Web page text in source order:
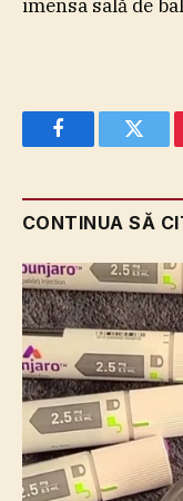
imensa sală de
Facebook
CONTINUA SĂ